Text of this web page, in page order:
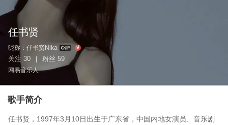
任书贤
昵称： 任书贤Nika
关注 30 粉丝 59
网易音乐人
歌手简介
任书贤，1997年3月10日出生于广东省，中国内地女演员、音乐剧